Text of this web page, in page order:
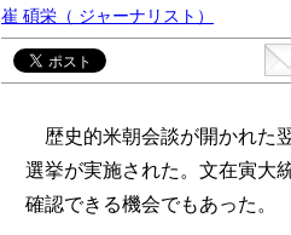
崔 碩栄 （ ジャーナリスト）
歴史的米朝会談が開かれた
選挙が実施された。文在寅大
確認できる機会でもあった。